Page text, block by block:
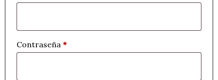
Contraseña *Obligatorio